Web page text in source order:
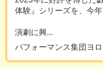
体験』シリーズを、今年
演劇に興...
パフォーマンス集団ヨ